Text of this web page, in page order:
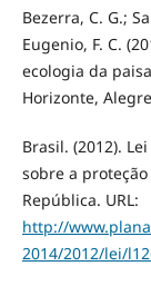
Bezerra, C. G.;
Eugenio, F. C.
ecologia da
Horizonte,
Brasil. (2012).
sobre a
República. URL:
http://
2014/2012/lei/